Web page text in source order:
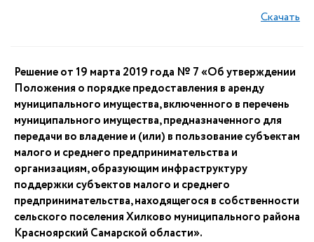
Скачать
Решение от 19 марта 2019 года № 7 «Об утверждении
Положения о порядке предоставления в аренду
муниципального имущества, включенного в перечень
муниципального имущества, предназначенного для
передачи во владение и (или) в пользование субъектам
малого и среднего предпринимательства и
организациям, образующим инфраструктуру
поддержки субъектов малого и среднего
предпринимательства, находящегося в собственности
сельского поселения Хилково муниципального района
Красноярский Самарской области».